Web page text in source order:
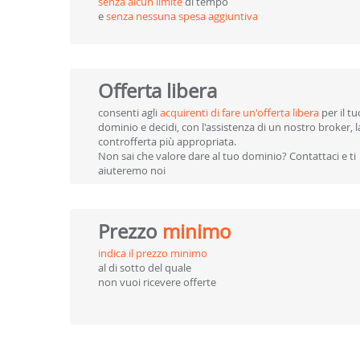
esenza nessuna spesa aggiuntiva
Offerta libera
consenti agliacquirenti di fare un'offerta libera per il
dominio e decidi, con l'assistenza di un nostro broker,
controfferta più appropriata.
Non sai che valore dare al tuo dominio? Contattaci e ti
aiuteremo noi
Prezzo minimo
indica il prezzo minimo
al di sotto del quale
non vuoi ricevere offerte